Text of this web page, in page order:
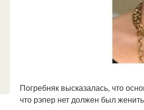
Погребняк высказалась, что
что рэпер нет должен был